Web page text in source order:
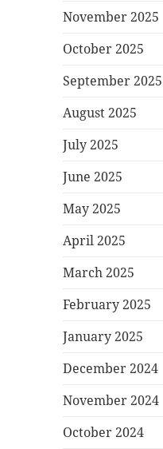
November 2025
October 2025
September 2025
August 2025
July 2025
June 2025
May 2025
April 2025
March 2025
February 2025
January 2025
December 2024
November 2024
October 2024